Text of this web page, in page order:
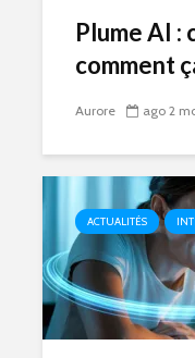
Plume AI :
comment
Aurore ago 2
ACTUALITÉS